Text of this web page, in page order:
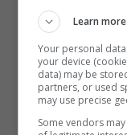
1.85. Una
di
coppie
Massimo
con Marco
Learn more
Your personal
your device
data) may be
partners, or used
may use precise
Some vendors